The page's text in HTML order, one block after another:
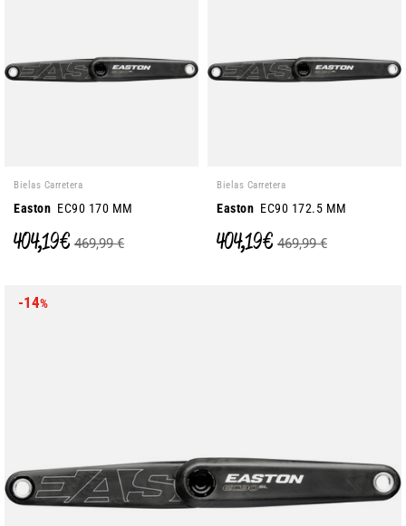
Bielas Carretera
Easton EC90 170 MM
404,19 € 469,99 €
Bielas Carretera
Easton EC90 172.5 MM
404,19 € 469,99 €
-14%